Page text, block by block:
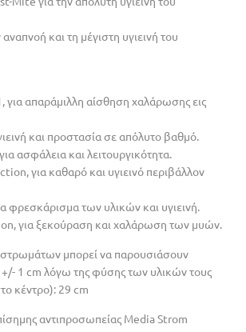
και τη μέγιστη υγιεινή του
για απαράμιλλη αίσθηση χαλάρωσης εις
και προστασία σε απόλυτο βαθμό.
ασφάλεια και λειτουργικότητα.
για καθαρό και υγιεινό περιβάλλον
φρεσκάρισμα των υλικών και υγιεινή.
για ξεκούραση και χαλάρωση των μυών.
στρωμάτων μπορεί να παρουσιάσουν
1 cm λόγω της φύσης των υλικών τους
κέντρο): 29 cm
αντιπροσωπείας Media Strom